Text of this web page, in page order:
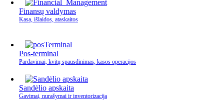
Finansų valdymas
Kasa, išlaidos, ataskaitos
Pos-terminal
Pardavimai, kvitų spausdinimas, kasos operacijos
Sandėlio apskaita
Gavimai, nurašymai ir inventorizacija